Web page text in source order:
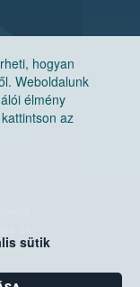
hogyan
Weboldalunk
élmény
az
sütik
30.